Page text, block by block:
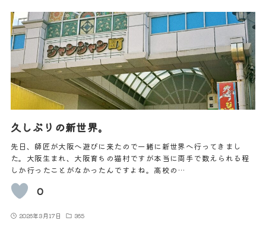
久しぶりの新世界。
先日、師匠が大阪へ遊びに来たので一緒に新世界へ行ってきまし
た。大阪生まれ、大阪育ちの猫村ですが本当に両手で数えられる程
しか行ったことがなかったんですよね。高校の…
0
2026年3月17日 365